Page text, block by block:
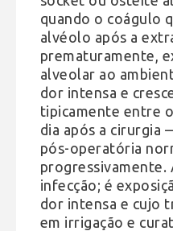
quando o coágulo
alvéolo após a
prematuramente,
alveolar ao
dor intensa e
tipicamente entre
dia após a
pós-operatória
progressivamente.
infecção; é
dor intensa e cujo
em irrigação e